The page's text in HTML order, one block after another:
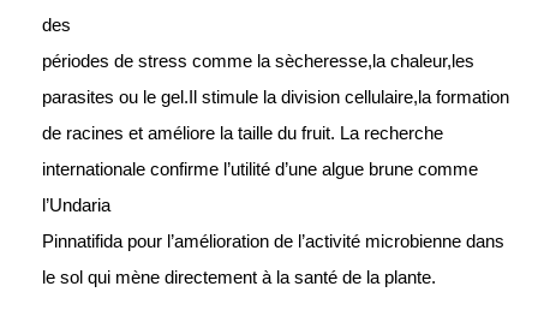
des
périodes de stress comme la sècheresse,la chaleur,les
parasites ou le gel.Il stimule la division cellulaire,la formation
de racines et améliore la taille du fruit. La recherche
internationale confirme l’utilité d’une algue brune comme
l’Undaria
Pinnatifida pour l’amélioration de l’activité microbienne dans
le sol qui mène directement à la santé de la plante.